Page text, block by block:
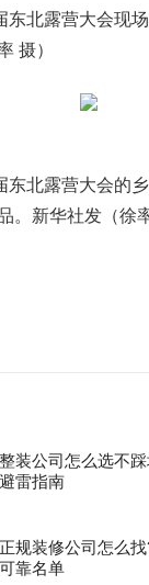
东北露营大会现
摄）
东北露营大会的
。新华社发（徐
装公司怎么选不
雷指南
规装修公司怎么
靠名单